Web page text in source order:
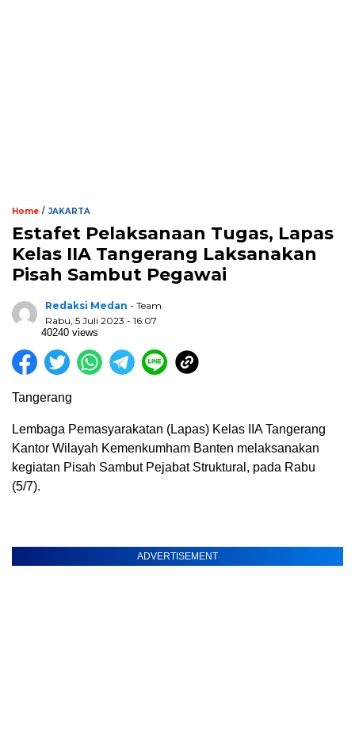
Home / JAKARTA
Estafet Pelaksanaan Tugas, Lapas
Kelas IIA Tangerang Laksanakan
Pisah Sambut Pegawai
Redaksi Medan - Team
Rabu, 5 Juli 2023 - 16:07
40240 views
Tangerang
Lembaga Pemasyarakatan (Lapas) Kelas IIA Tangerang
Kantor Wilayah Kemenkumham Banten melaksanakan
kegiatan Pisah Sambut Pejabat Struktural, pada Rabu
(5/7).
ADVERTISEMENT